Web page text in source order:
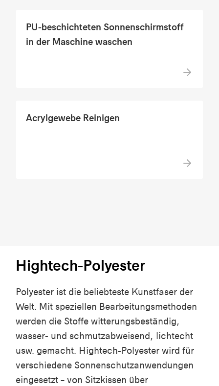
PU-beschichteten Sonnenschirmstoff
in der Maschine waschen
Acrylgewebe Reinigen
Hightech-Polyester
Polyester ist die beliebteste Kunstfaser der
Welt. Mit speziellen Bearbeitungsmethoden
werden die Stoffe witterungsbeständig,
wasser- und schmutzabweisend, lichtecht
usw. gemacht. Hightech-Polyester wird für
verschiedene Sonnenschutzanwendungen
eingesetzt – von Sitzkissen über